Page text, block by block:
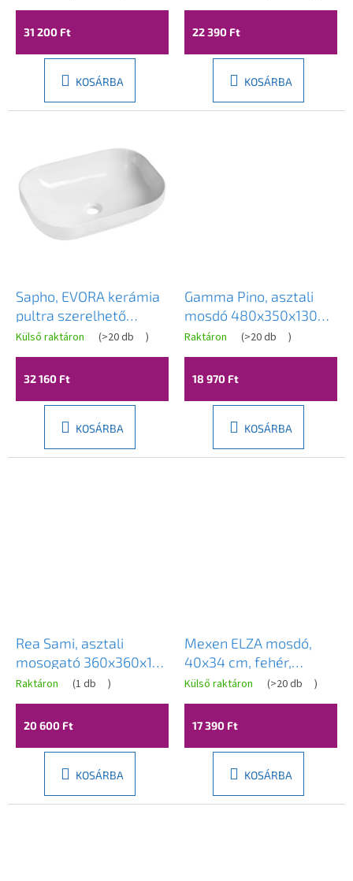
31 200 Ft
KOSÁRBA
22 390 Ft
KOSÁRBA
Sapho, EVORA kerámia
pultra szerelhető
mosdó 50,5x37cm,
fehér, AR429
Külső raktáron (>20 db )
32 160 Ft
KOSÁRBA
Gamma Pino, asztali
mosdó 480x350x130
mm, fényes fehér,
GMA-UC-PINO
Raktáron (>20 db )
18 970 Ft
KOSÁRBA
Rea Sami, asztali
mosogató 360x360x115
mm, rózsaszín arany
szerkezetű - fehér,
REA-U3303
Raktáron (1 db )
20 600 Ft
KOSÁRBA
Mexen ELZA mosdó,
40x34 cm, fehér,
21014000
Külső raktáron (>20 db )
17 390 Ft
KOSÁRBA